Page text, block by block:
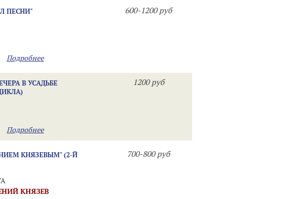
ПЕСНИ"
Подробнее
600-1200 руб
В УСАДЬБЕ
Подробнее
1200 руб
КНЯЗЕВЫМ" (2-Й
КНЯЗЕВ
700-800 руб